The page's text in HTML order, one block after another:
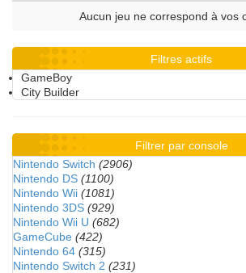
Aucun jeu ne correspond à vos
Filtres actifs
GameBoy
City Builder
Filtrer par console
Nintendo Switch (2906)
Nintendo DS (1100)
Nintendo Wii (1081)
Nintendo 3DS (929)
Nintendo Wii U (682)
GameCube (422)
Nintendo 64 (315)
Nintendo Switch 2 (231)